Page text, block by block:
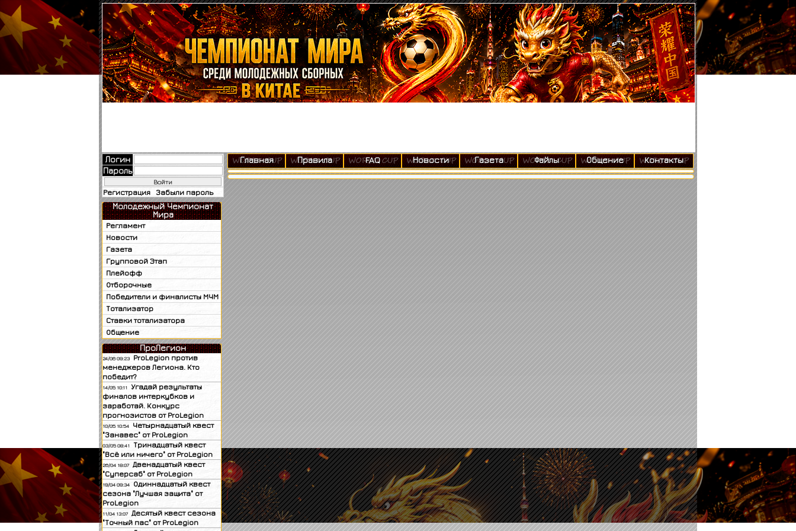
Логин
Пароль
Регистрация Забыли пароль
Молодежный Чемпионат
Мира
Регламент
Новости
Газета
Групповой Этап
Плейофф
Отборочные
Победители и финалисты МЧМ
Тотализатор
Ставки тотализатора
Общение
ПроЛегион
24/06 09:23
ProLegion против
менеджеров Легиона. Кто
победит?
14/05 10:11
Угадай результаты
финалов интеркубков и
заработай. Конкурс
прогнозистов от ProLegion
10/05 10:54
Четырнадцатый квест
"Занавес" от ProLegion
03/05 08:41 Тринадцатый квест
"Всё или ничего" от ProLegion
26/04 18:07 Двенадцатый квест
"Суперсаб" от ProLegion
19/04 09:34
Одиннадцатый квест
сезона "Лучшая защита" от
ProLegion
11/04 13:07 Десятый квест сезона
"Точный пас" от ProLegion
Главная Правила FAQ Новости Газета Файлы Общение Контакты